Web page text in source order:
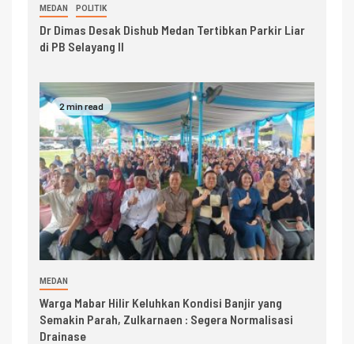
MEDAN POLITIK
Dr Dimas Desak Dishub Medan Tertibkan Parkir Liar
di PB Selayang II
2 min read
MEDAN
Warga Mabar Hilir Keluhkan Kondisi Banjir yang
Semakin Parah, Zulkarnaen : Segera Normalisasi
Drainase